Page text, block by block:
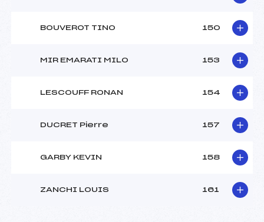
BOUVEROT TINO 150
MIR EMARATI MILO 153
LESCOUFF RONAN 154
DUCRET Pierre 157
GARBY KEVIN 158
ZANCHI LOUIS 161